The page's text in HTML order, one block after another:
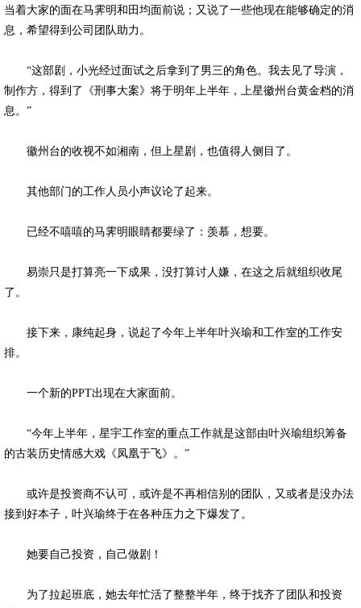
当着大家的面在马霁明和田均面前说；又说了一些他现在能够确定的消
息，希望得到公司团队助力。
“这部剧，小光经过面试之后拿到了男三的角色。我去见了导演，
制作方，得到了《刑事大案》将于明年上半年，上星徽州台黄金档的消
息。”
徽州台的收视不如湘南，但上星剧，也值得人侧目了。
其他部门的工作人员小声议论了起来。
已经不嘻嘻的马霁明眼睛都要绿了：羡慕，想要。
易崇只是打算亮一下成果，没打算讨人嫌，在这之后就组织收尾
了。
接下来，康纯起身，说起了今年上半年叶兴瑜和工作室的工作安
排。
一个新的PPT出现在大家面前。
“今年上半年，星宇工作室的重点工作就是这部由叶兴瑜组织筹备
的古装历史情感大戏《凤凰于飞》。”
或许是投资商不认可，或许是不再相信别的团队，又或者是没办法
接到好本子，叶兴瑜终于在各种压力之下爆发了。
她要自己投资，自己做剧！
为了拉起班底，她去年忙活了整整半年，终于找齐了团队和投资